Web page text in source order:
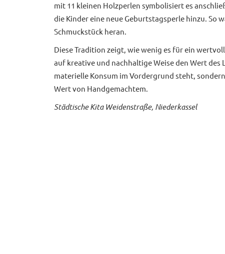
mit 11 kleinen Holzperlen symbolisiert es
die Kinder eine neue Geburtstagsperle hinzu. So
Schmuckstück heran.
Diese Tradition zeigt, wie wenig es für ein
auf kreative und nachhaltige Weise den Wert des
materielle Konsum im Vordergrund steht,
Wert von Handgemachtem.
Städtische Kita Weidenstraße, Niederkassel